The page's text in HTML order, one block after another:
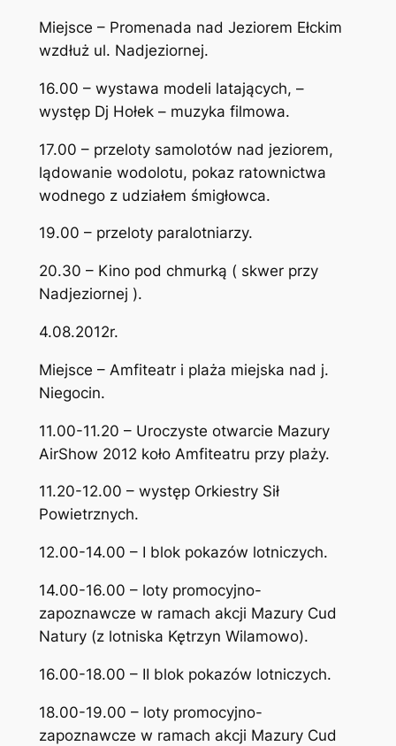
Miejsce – Promenada nad Jeziorem Ełckim
wzdłuż ul. Nadjeziornej.
16.00 – wystawa modeli latających, –
występ Dj Hołek – muzyka filmowa.
17.00 – przeloty samolotów nad jeziorem,
lądowanie wodolotu, pokaz ratownictwa
wodnego z udziałem śmigłowca.
19.00 – przeloty paralotniarzy.
20.30 – Kino pod chmurką ( skwer przy
Nadjeziornej ).
4.08.2012r.
Miejsce – Amfiteatr i plaża miejska nad j.
Niegocin.
11.00-11.20 – Uroczyste otwarcie Mazury
AirShow 2012 koło Amfiteatru przy plaży.
11.20-12.00 – występ Orkiestry Sił
Powietrznych.
12.00-14.00 – I blok pokazów lotniczych.
14.00-16.00 – loty promocyjno-
zapoznawcze w ramach akcji Mazury Cud
Natury (z lotniska Kętrzyn Wilamowo).
16.00-18.00 – II blok pokazów lotniczych.
18.00-19.00 – loty promocyjno-
zapoznawcze w ramach akcji Mazury Cud